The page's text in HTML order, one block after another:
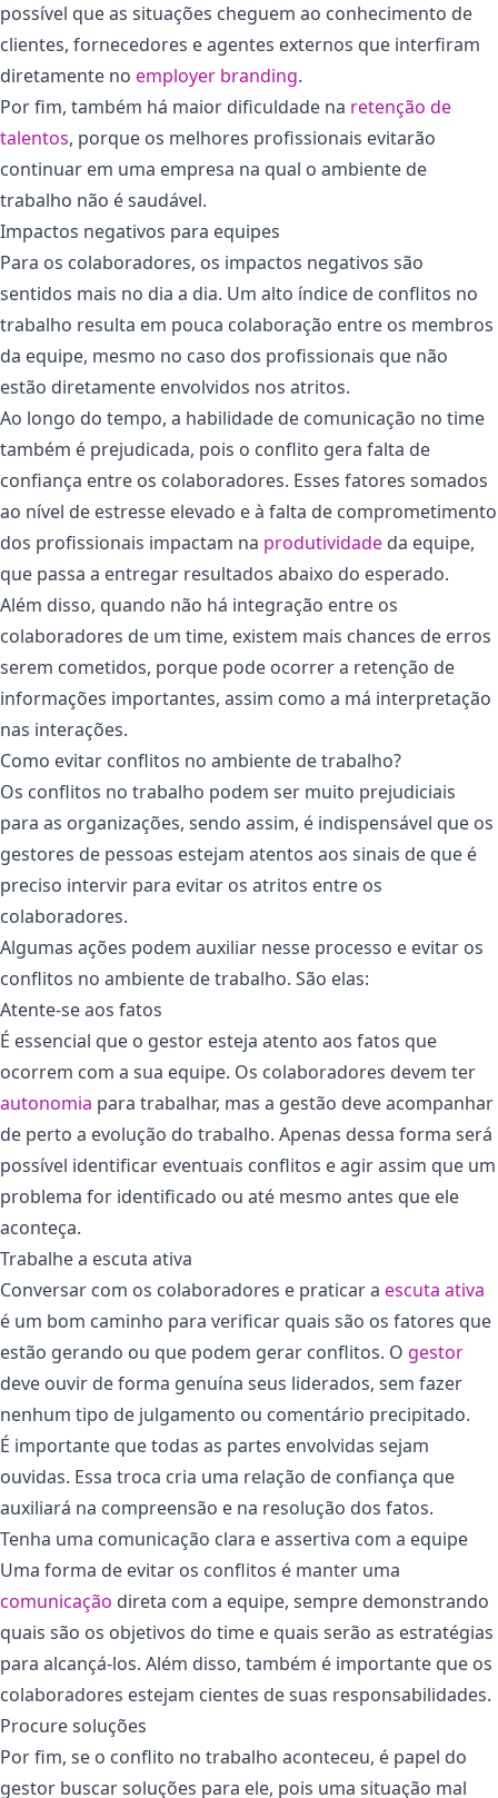
possível que as situações cheguem ao conhecimento de
clientes, fornecedores e agentes externos que interfiram
diretamente no employer branding.
Por fim, também há maior dificuldade na retenção de
talentos, porque os melhores profissionais evitarão
continuar em uma empresa na qual o ambiente de
trabalho não é saudável.
Impactos negativos para equipes
Para os colaboradores, os impactos negativos são
sentidos mais no dia a dia. Um alto índice de conflitos no
trabalho resulta em pouca colaboração entre os membros
da equipe, mesmo no caso dos profissionais que não
estão diretamente envolvidos nos atritos.
Ao longo do tempo, a habilidade de comunicação no time
também é prejudicada, pois o conflito gera falta de
confiança entre os colaboradores. Esses fatores somados
ao nível de estresse elevado e à falta de comprometimento
dos profissionais impactam na produtividade da equipe,
que passa a entregar resultados abaixo do esperado.
Além disso, quando não há integração entre os
colaboradores de um time, existem mais chances de erros
serem cometidos, porque pode ocorrer a retenção de
informações importantes, assim como a má interpretação
nas interações.
Como evitar conflitos no ambiente de trabalho?
Os conflitos no trabalho podem ser muito prejudiciais
para as organizações, sendo assim, é indispensável que os
gestores de pessoas estejam atentos aos sinais de que é
preciso intervir para evitar os atritos entre os
colaboradores.
Algumas ações podem auxiliar nesse processo e evitar os
conflitos no ambiente de trabalho. São elas:
Atente-se aos fatos
É essencial que o gestor esteja atento aos fatos que
ocorrem com a sua equipe. Os colaboradores devem ter
autonomia para trabalhar, mas a gestão deve acompanhar
de perto a evolução do trabalho. Apenas dessa forma será
possível identificar eventuais conflitos e agir assim que um
problema for identificado ou até mesmo antes que ele
aconteça.
Trabalhe a escuta ativa
Conversar com os colaboradores e praticar a escuta ativa
é um bom caminho para verificar quais são os fatores que
estão gerando ou que podem gerar conflitos. O gestor
deve ouvir de forma genuína seus liderados, sem fazer
nenhum tipo de julgamento ou comentário precipitado.
É importante que todas as partes envolvidas sejam
ouvidas. Essa troca cria uma relação de confiança que
auxiliará na compreensão e na resolução dos fatos.
Tenha uma comunicação clara e assertiva com a equipe
Uma forma de evitar os conflitos é manter uma
comunicação direta com a equipe, sempre demonstrando
quais são os objetivos do time e quais serão as estratégias
para alcançá-los. Além disso, também é importante que os
colaboradores estejam cientes de suas responsabilidades.
Procure soluções
Por fim, se o conflito no trabalho aconteceu, é papel do
gestor buscar soluções para ele, pois uma situação mal